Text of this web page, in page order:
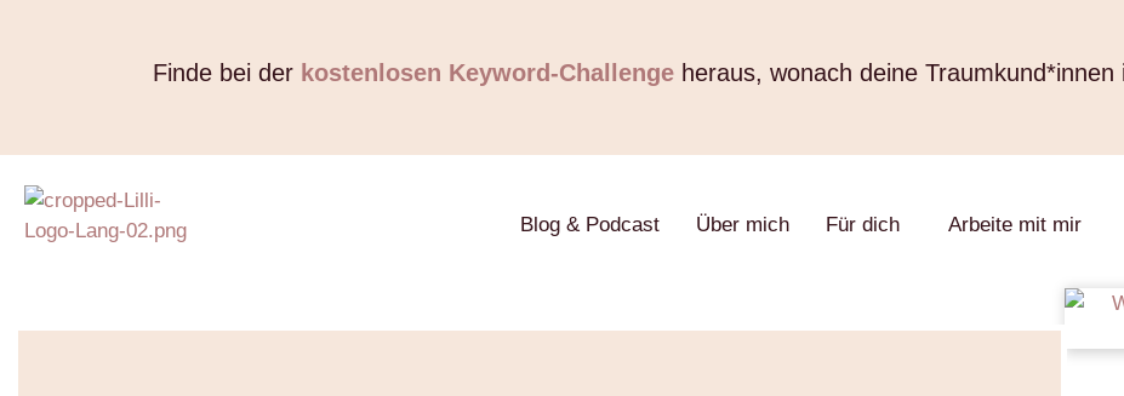
Finde bei der kostenlosen Keyword-Challengeheraus, wonach deine Traumkund*innen
Blog & Podcast Über mich Für dich Arbeite mit mir